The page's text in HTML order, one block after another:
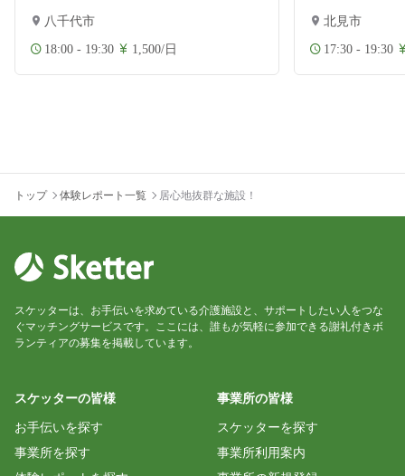
八千代市
18:00 - 19:30 1,500/日
北見市
17:30 - 19:30
トップ 体験レポート一覧 居心地抜群な施設！
スケッターは、お手伝いを求めている介護施設と、サポートしたい人をつな
ぐマッチングサービスです。ここには、誰もが気軽に参加できる謝礼付きボ
ランティアの募集を掲載しています。
スケッターの皆様
お手伝いを探す
事業所を探す
事業所の皆様
スケッターを探す
事業所利用案内